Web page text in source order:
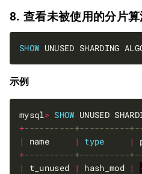
8. 查看未被使用的分片
SHOW
示例
mysql > SHOW
+
|
name | type |
+
|
t_unused | hash_mod |